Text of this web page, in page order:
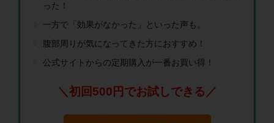
った！
一方で「効果がなかった」といった声も。
腹部周りが気になってきた方におすすめ！
公式サイトからの定期購入が一番お買い得！
＼初回500円でお試しできる／